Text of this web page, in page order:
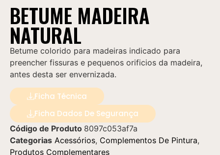
BETUME MADEIRA
NATURAL
Betume colorido para madeiras indicado para
preencher fissuras e pequenos orificios da madeira,
antes desta ser envernizada.
Ficha Técnica
Ficha Dados De Segurança
Código de Produto 8097c053af7a
Categorias Acessórios, Complementos De Pintura,
Produtos Complementares